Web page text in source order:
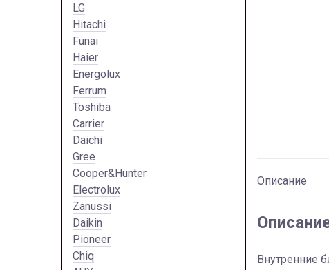
Описание
Внутренние
LG
Hitachi
Funai
Haier
Energolux
Ferrum
Toshiba
Carrier
Daichi
Gree
Cooper&Hunter
Electrolux
Zanussi
Daikin
Pioneer
Chiq